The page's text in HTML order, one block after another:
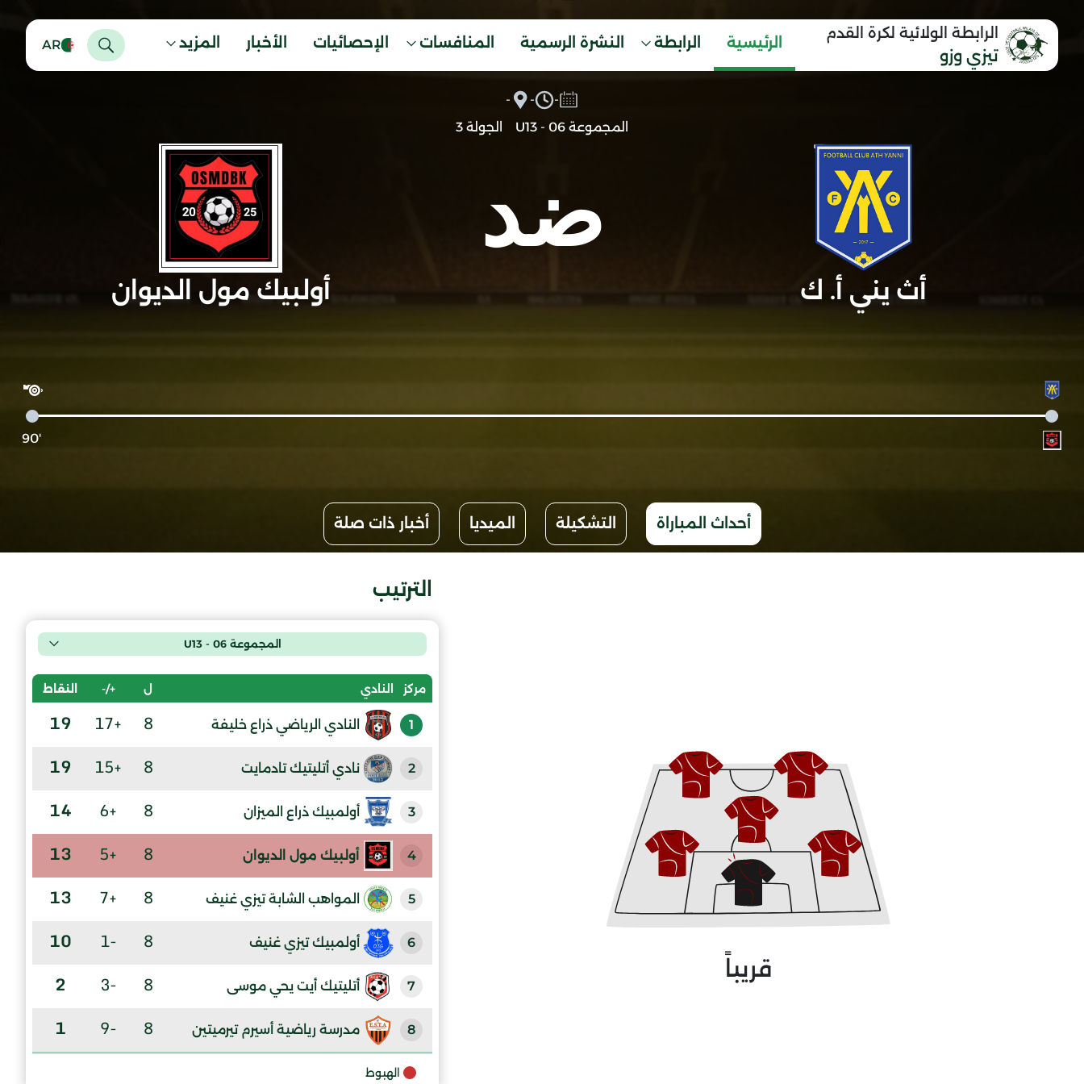
الرابطة الولائية لكرة القدم
تيزي وزو
الرئيسية الرابطة النشرة الرسمية المنافسات الإحصائيات الأخبار المزيد AR
-
-
-
المجموعة 06 - U13
الجولة 3
أث يني أ. ك
ضد
أولبيك مول الديوان
'90
أحداث المباراة التشكيلة الميديا أخبار ذات صلة
قريباً
الترتيب
المجموعة 06 - U13
مركز النادي ل +/- النقاط
1 النادي الرياضي ذراع خليفة 8
+17
19
2 نادي أتليتيك تادمايت 8
+15
19
3 أولمبيك ذراع الميزان 8
+6
14
4 أولبيك مول الديوان 8
+5
13
5 المواهب الشابة تيزي غنيف 8
+7
13
6 أولمبيك تيزي غنيف 8
-1
10
7 أتليتيك أيت يحي موسى 8
-3
2
8 مدرسة رياضية أسيرم تيرميتين 8
-9
1
9 الهبوط